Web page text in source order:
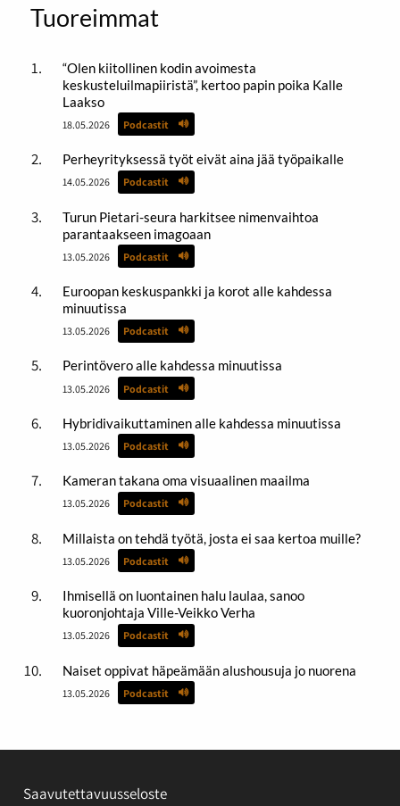
Tuoreimmat
“Olen kiitollinen kodin avoimesta
keskusteluilmapiiristä”, kertoo papin poika Kalle
Laakso
18.05.2026 Podcastit
Perheyrityksessä työt eivät aina jää työpaikalle
14.05.2026 Podcastit
Turun Pietari-seura harkitsee nimenvaihtoa
parantaakseen imagoaan
13.05.2026 Podcastit
Euroopan keskuspankki ja korot alle kahdessa
minuutissa
13.05.2026 Podcastit
Perintövero alle kahdessa minuutissa
13.05.2026 Podcastit
Hybridivaikuttaminen alle kahdessa minuutissa
13.05.2026 Podcastit
Kameran takana oma visuaalinen maailma
13.05.2026 Podcastit
Millaista on tehdä työtä, josta ei saa kertoa muille?
13.05.2026 Podcastit
Ihmisellä on luontainen halu laulaa, sanoo
kuoronjohtaja Ville-Veikko Verha
13.05.2026 Podcastit
Naiset oppivat häpeämään alushousuja jo nuorena
13.05.2026 Podcastit
Saavutettavuusseloste